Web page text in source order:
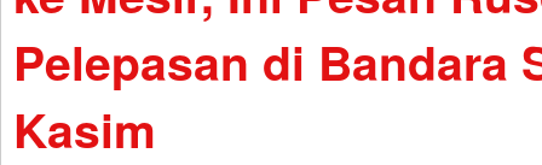
Pelepasan di Bandara
Kasim